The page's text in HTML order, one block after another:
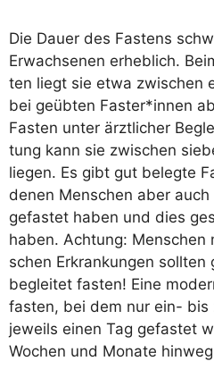
Die Dau­er des Fas­tens
Erwach­se­nen erheb­lich.
ten liegt sie etwa zwi­schen
bei geüb­ten Faster*innen
Fas­ten unter ärzt­li­cher
tung kann sie zwi­schen
lie­gen. Es gibt gut beleg­te
denen Men­schen aber
gefas­tet haben und dies
haben. Ach­tung:
schen Erkran­kun­gen
beglei­tet fas­ten! Eine
fas­ten, bei dem nur ein- bis
jeweils einen Tag gefas­tet
Wochen und Mona­te